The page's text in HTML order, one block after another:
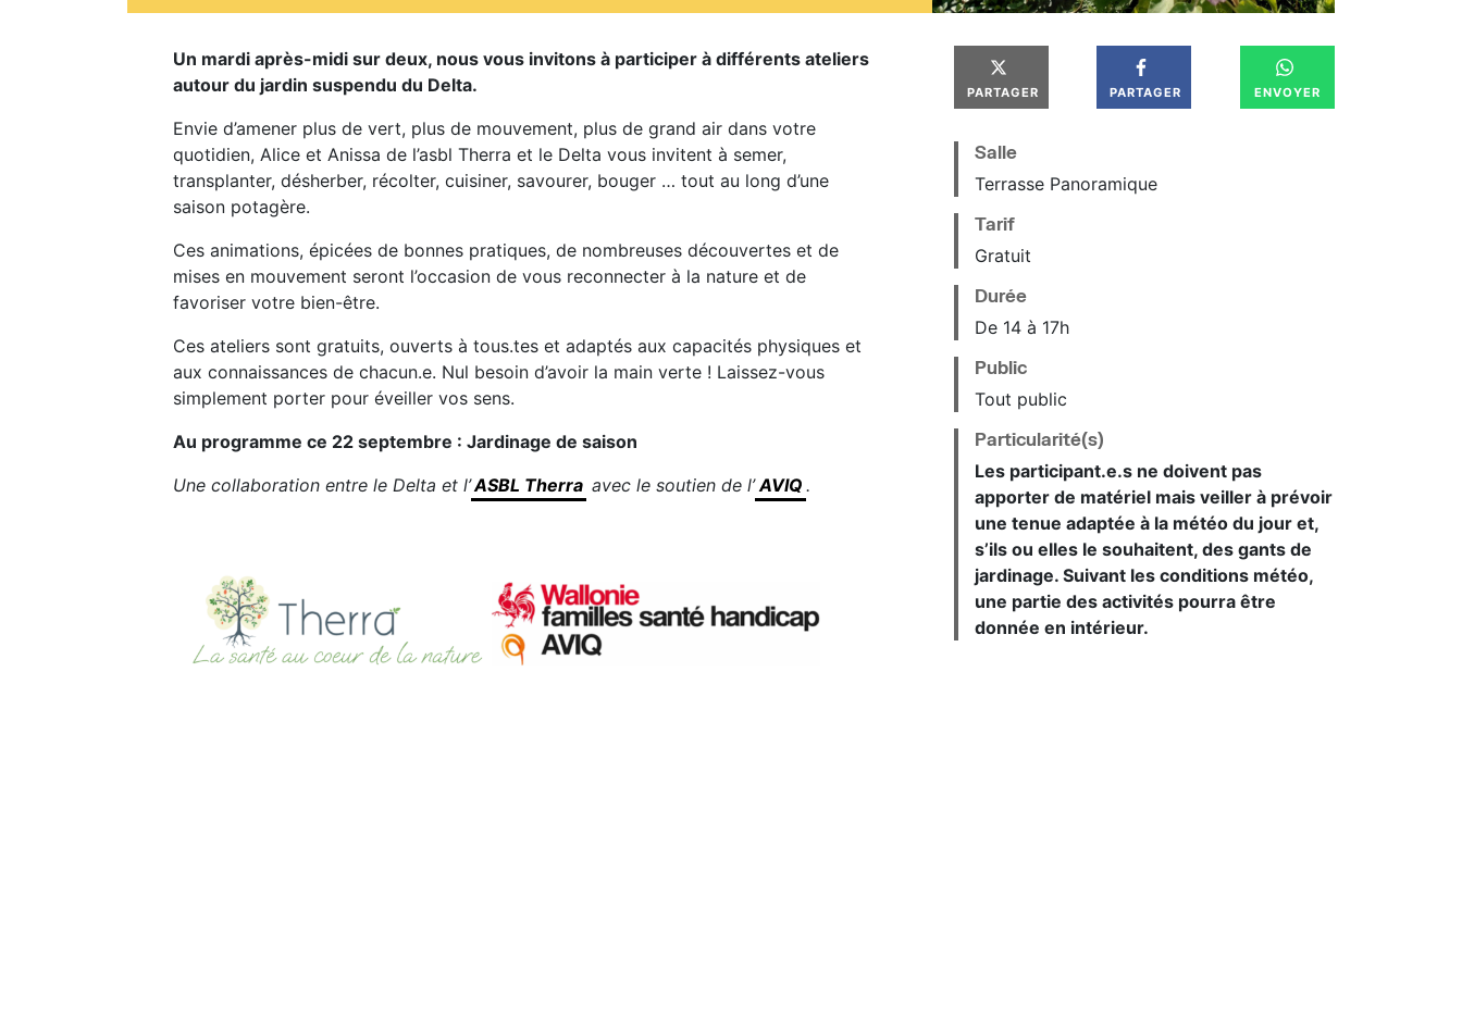
Un mardi après-midi sur deux, nous vous invitons à participer à différents ateliers
autour du jardin suspendu du Delta.
Envie d’amener plus de vert, plus de mouvement, plus de grand air dans votre
quotidien, Alice et Anissa de l’asbl Therra et le Delta vous invitent à semer,
transplanter, désherber, récolter, cuisiner, savourer, bouger … tout au long d’une
saison potagère.
Ces animations, épicées de bonnes pratiques, de nombreuses découvertes et de
mises en mouvement seront l’occasion de vous reconnecter à la nature et de
favoriser votre bien-être.
Ces ateliers sont gratuits, ouverts à tous.tes et adaptés aux capacités physiques et
aux connaissances de chacun.e. Nul besoin d’avoir la main verte ! Laissez-vous
simplement porter pour éveiller vos sens.
Au programme ce 22 septembre : Jardinage de saison
Une collaboration entre le Delta et l’ASBL Therra avec le soutien de l’AVIQ .
PARTAGER PARTAGER ENVOYER
Salle
Terrasse Panoramique
Tarif
Gratuit
Durée
De 14 à 17h
Public
Tout public
Particularité(s)
Les participant.e.s ne doivent pas
apporter de matériel mais veiller à prévoir
une tenue adaptée à la météo du jour et,
s’ils ou elles le souhaitent, des gants de
jardinage. Suivant les conditions météo,
une partie des activités pourra être
donnée en intérieur.